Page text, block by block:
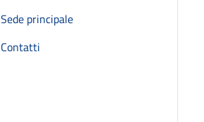
Sede principale
Contatti